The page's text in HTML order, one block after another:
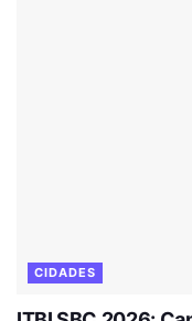
CIDADES